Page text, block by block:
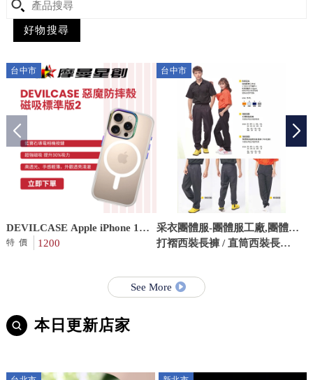
台中市
DEVILCASE Apple iPhone 16
Pro 惡魔防摔殼 磁吸標準版2 彩
特價 1200
台中市
采衣團體服-團體服工廠,團體服,
台中團體服工廠,台中團體服
打褶西裝長褲 / 直筒西裝長
See More
本日更新店家